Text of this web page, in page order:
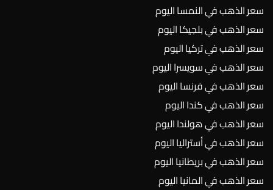
سعر الذهب في النمسا اليوم
سعر الذهب في بلجيكا اليوم
سعر الذهب في تركيا اليوم
سعر الذهب في سويسرا اليوم
سعر الذهب في فرنسا اليوم
سعر الذهب في كندا اليوم
سعر الذهب في هولندا اليوم
سعر الذهب في أستراليا اليوم
سعر الذهب في بريطانيا اليوم
سعر الذهب في المانيا اليوم